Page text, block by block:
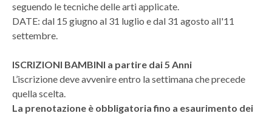
seguendo le tecniche delle arti applicate.
DATE: dal 15 giugno al 31 luglio e dal 31 agosto all'11
settembre.
ISCRIZIONI BAMBINI a partire dai 5 Anni
L’iscrizione deve avvenire entro la settimana che precede
quella scelta.
La prenotazione è obbligatoria fino a esaurimento dei